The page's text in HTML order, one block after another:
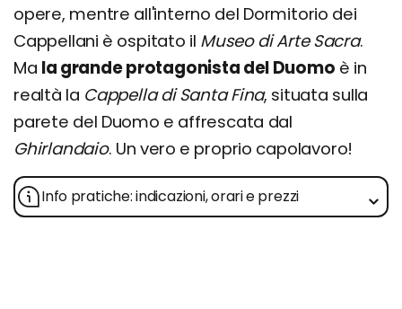
opere, mentre all'interno del Dormitorio dei
Cappellani è ospitato il Museo di Arte Sacra.
Ma la grande protagonista del Duomo è in
realtà la Cappella di Santa Fina, situata sulla
parete del Duomo e affrescata dal
Ghirlandaio. Un vero e proprio capolavoro!
Info pratiche: indicazioni, orari e prezzi